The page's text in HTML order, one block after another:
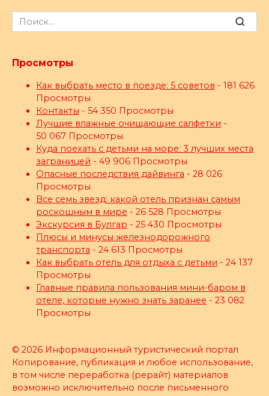
Search
for:
Просмотры
Как выбрать место в поезде: 5 советов - 181 626
Просмотры
Контакты - 54 350 Просмотры
Лучшие влажные очищающие салфетки -
50 067 Просмотры
Куда поехать с детьми на море: 3 лучших места
заграницей - 49 906 Просмотры
Опасные последствия дайвинга - 28 026
Просмотры
Все семь звезд: какой отель признан самым
роскошным в мире - 26 528 Просмотры
Экскурсия в Булгар - 25 430 Просмотры
Плюсы и минусы железнодорожного
транспорта - 24 613 Просмотры
Как выбрать отель для отдыха с детьми - 24 137
Просмотры
Главные правила пользования мини-баром в
отеле, которые нужно знать заранее - 23 082
Просмотры
© 2026 Информационный туристический портал
Копирование, публикация и любое использование,
в том числе переработка (рерайт) материалов
возможно исключительно после письменного